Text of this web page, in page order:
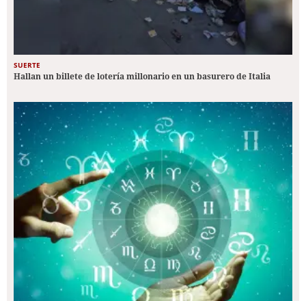
SUERTE
Hallan un billete de lotería millonario en un basurero de Italia